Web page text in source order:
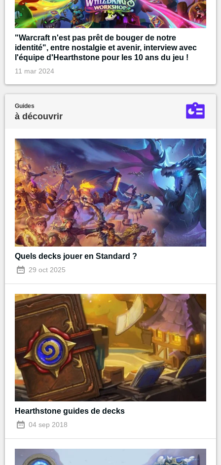
"Warcraft n'est pas prêt de bouger de notre
identité", entre nostalgie et avenir, interview avec
l'équipe d'Hearthstone pour les 10 ans du jeu !
11 mar 2024
Guides
à découvrir
Quels decks jouer en Standard ?
29 oct 2025
Hearthstone guides de decks
04 sep 2018